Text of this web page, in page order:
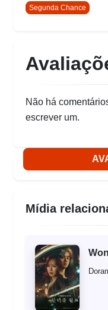
Segunda Chance
Não há
escrever um.
Mídia